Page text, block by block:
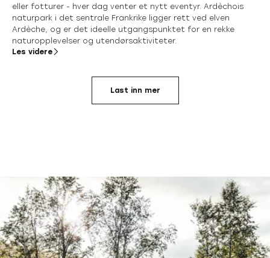
eller fotturer - hver dag venter et nytt eventyr. Ardèchois
naturpark i det sentrale Frankrike ligger rett ved elven
Ardèche, og er det ideelle utgangspunktet for en rekke
naturopplevelser og utendørsaktiviteter.
Les videre
Last inn mer